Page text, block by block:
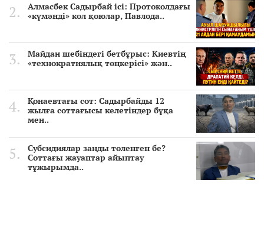
Алмасбек Садырбай ісі: Протоколдағы
«күмәнді» кол қоюлар, Павлода..
Майдан шебіндегі бетбұрыс: Киевтің
«технократиялық төңкерісі» жән..
Қонаевтағы сот: Садырбайды 12
жылға соттағысы келетіндер бұқа
мен..
Субсидиялар заңды төленген бе?
Соттағы жауаптар айыптау
тұжырымда..